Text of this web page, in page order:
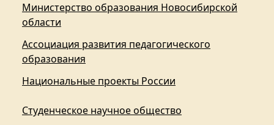
Министерство образования Новосибирской
области
Ассоциация развития педагогического
образования
Национальные проекты России
Студенческое научное общество